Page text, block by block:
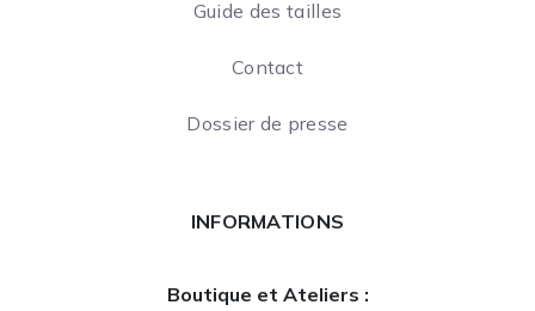
Guide des tailles
Contact
Dossier de presse
INFORMATIONS
Boutique et Ateliers :